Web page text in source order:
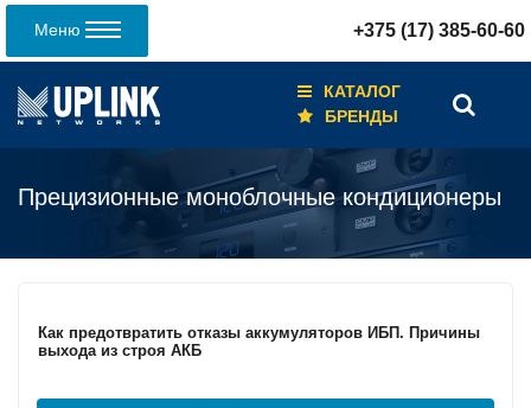
Меню +375 (17) 385-60-60
КАТАЛОГ
БРЕНДЫ
Прецизионные моноблочные кондиционеры
Кабели для промышленных сетей в новом каталоге ANC
Как предотвратить отказы аккумуляторов ИБП. Причины
выхода из строя АКБ